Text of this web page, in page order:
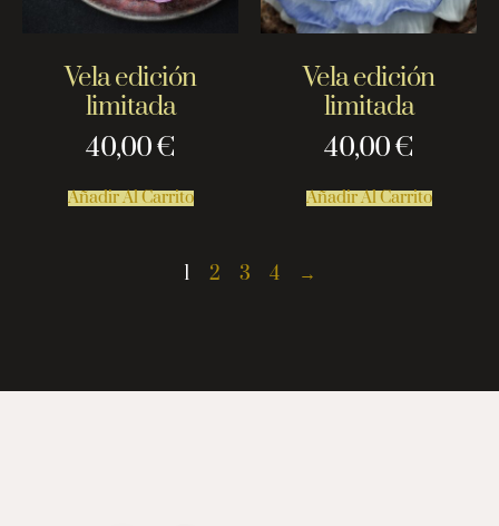
Vela edición
limitada
40,00€
Añadir Al Carrito
Vela edición
limitada
40,00€
Añadir Al Carrito
1 2 3 4 →